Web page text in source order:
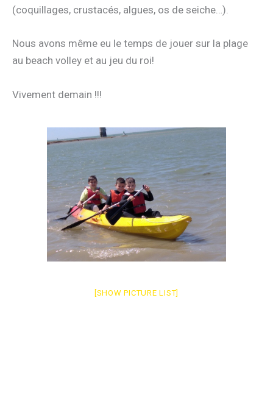
(coquillages, crustacés, algues, os de seiche…).
Nous avons même eu le temps de jouer sur la plage
au beach volley et au jeu du roi!
Vivement demain !!!
[SHOW PICTURE LIST]